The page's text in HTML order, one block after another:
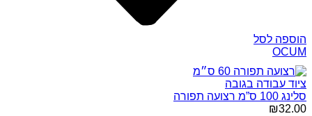
הוספה לסל
OCUM
ציוד עבודה בגובה
סלינג 100 ס”מ רצועה תפורה
₪32.00